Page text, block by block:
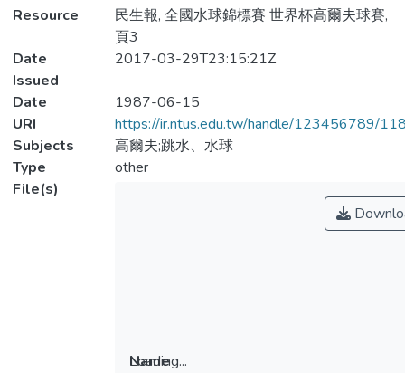
Resource
民生報, 全國水球錦標賽 世界杯高爾夫球賽,
頁3
Date
Issued
2017-03-29T23:15:21Z
Date
1987-06-15
URI
https://ir.ntus.edu.tw/handle/123456789/
Subjects
高爾夫;跳水、水球
Type
other
File(s)
Loading...
Name